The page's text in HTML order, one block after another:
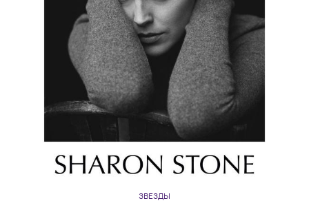
ЗВЕЗДЫ